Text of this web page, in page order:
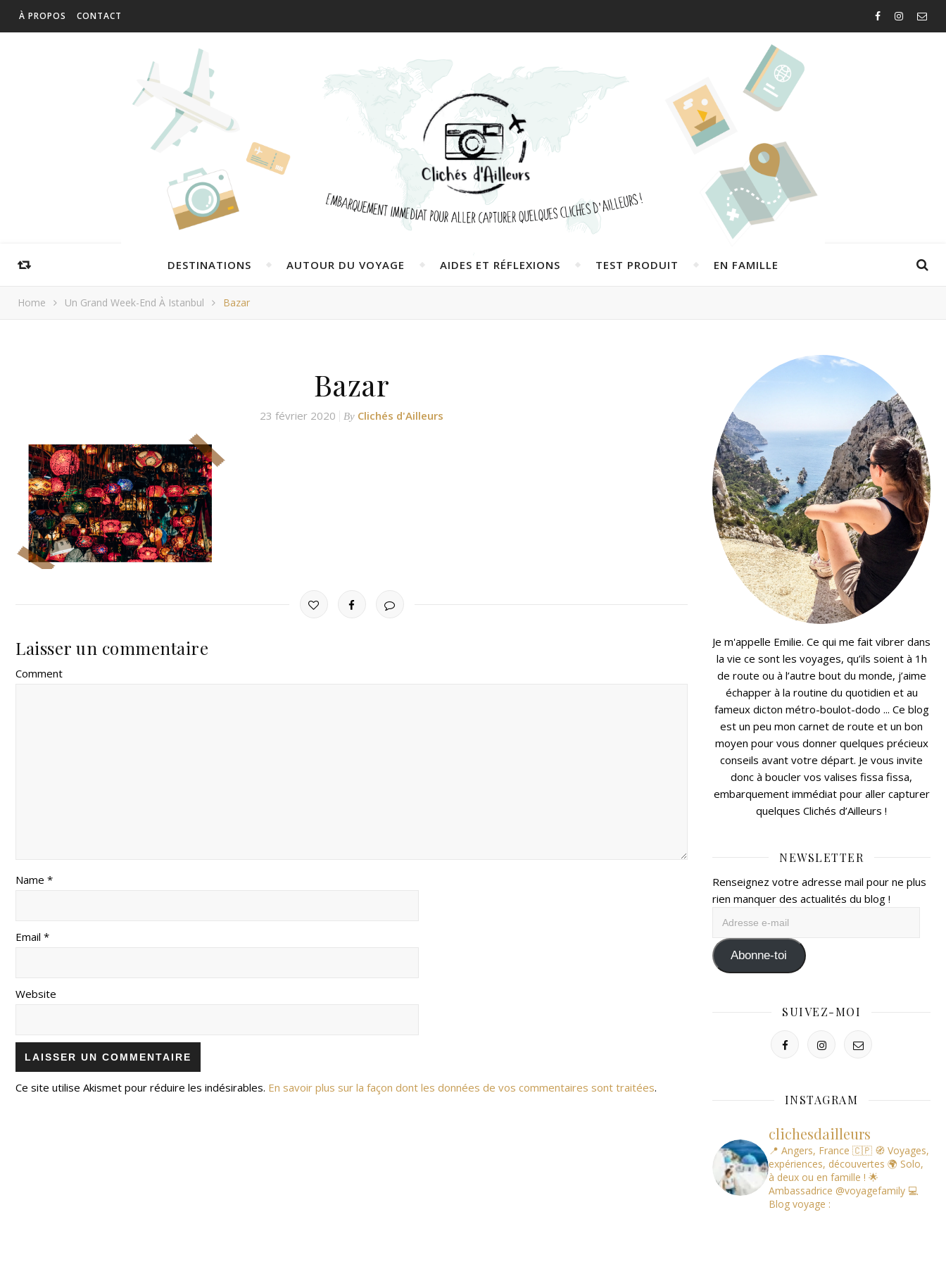
À PROPOS CONTACT
DESTINATIONS AUTOUR DU VOYAGE AIDES ET RÉFLEXIONS TEST PRODUIT EN FAMILLE
Home Un Grand Week-End À Istanbul Bazar
Bazar
23 février 2020 By Clichés d'Ailleurs
Laisser un commentaire
Comment
Name *
Email *
Website
Ce site utilise Akismet pour réduire les indésirables. En savoir plus sur la façon dont les données de vos commentaires sont traitées.
Je m'appelle Emilie. Ce qui me fait vibrer dans
la vie ce sont les voyages, qu’ils soient à 1h
de route ou à l’autre bout du monde, j’aime
échapper à la routine du quotidien et au
fameux dicton métro-boulot-dodo ... Ce blog
est un peu mon carnet de route et un bon
moyen pour vous donner quelques précieux
conseils avant votre départ. Je vous invite
donc à boucler vos valises fissa fissa,
embarquement immédiat pour aller capturer
quelques Clichés d’Ailleurs !
NEWSLETTER
Renseignez votre adresse mail pour ne plus
rien manquer des actualités du blog !
mail Abonne-toi
SUIVEZ-MOI
INSTAGRAM
clichesdailleurs
📍 Angers, France 🇨🇵 🧭 Voyages,
expériences, découvertes 🌍 Solo,
à deux ou en famille ! 🌟
Ambassadrice @voyagefamily 💻
Blog voyage :